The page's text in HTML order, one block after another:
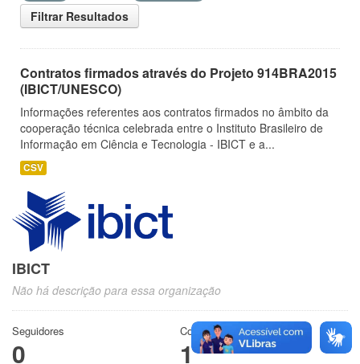
Filtrar Resultados
Contratos firmados através do Projeto 914BRA2015
(IBICT/UNESCO)
Informações referentes aos contratos firmados no âmbito da
cooperação técnica celebrada entre o Instituto Brasileiro de
Informação em Ciência e Tecnologia - IBICT e a...
CSV
IBICT
Não há descrição para essa organização
Seguidores
0
Conjuntos de dados
1